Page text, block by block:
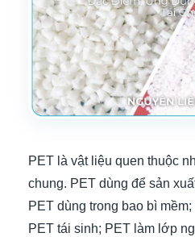
PET là vật liệu quen thuộc
chung. PET dùng để sản
PET dùng trong bao bì
PET tái sinh; PET làm lớp